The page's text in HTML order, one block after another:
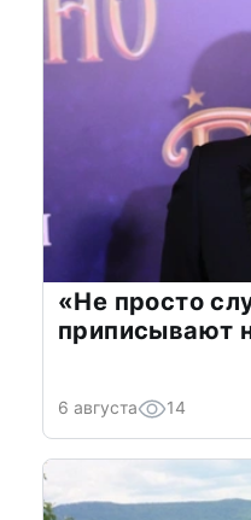
«Не просто
приписывают
6 августа 14